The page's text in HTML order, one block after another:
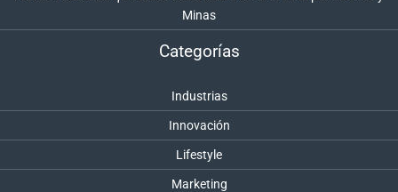
Minas
Categorías
Industrias
Innovación
Lifestyle
Marketing